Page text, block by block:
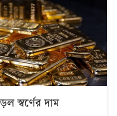
স্বর্ণের দাম